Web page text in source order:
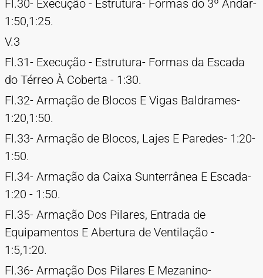
Fl.30- Execução - Estrutura- Formas do 3º Andar-
1:50,1:25.
V.3
Fl.31- Execução - Estrutura- Formas da Escada
do Térreo À Coberta - 1:30.
Fl.32- Armação de Blocos E Vigas Baldrames-
1:20,1:50.
Fl.33- Armação de Blocos, Lajes E Paredes- 1:20-
1:50.
Fl.34- Armação da Caixa Sunterrânea E Escada-
1:20 - 1:50.
Fl.35- Armação Dos Pilares, Entrada de
Equipamentos E Abertura de Ventilação -
1:5,1:20.
Fl.36- Armação Dos Pilares E Mezanino-